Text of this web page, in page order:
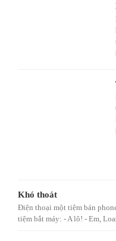
Khó thoát
Điện thoại một tiệm bán
tiệm bắt máy: - A lô! - Em,